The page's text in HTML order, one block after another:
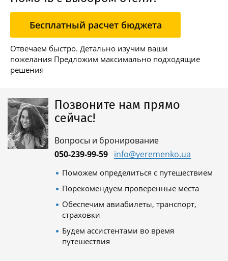
Бесплатный расчет бюджета
Отвечаем быстро. Детально изучим ваши
пожелания Предложим максимально подходящие
решения
Позвоните нам прямо
сейчас!
Вопросы и бронирование
050-239-99-59 info@yeremenko.ua
Поможем определиться с путешествием
Порекомендуем проверенные места
Обеспечим авиабилеты, транспорт,
страховки
Будем ассистентами во время
путешествия